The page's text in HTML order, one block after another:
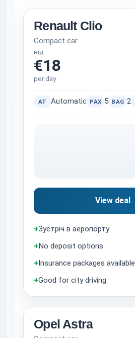
Renault Clio
Compact car
від
€18
per day
AT Automatic PAX 5 BAG 2
View deal
+Зустріч в аеропорту
+No deposit options
+Insurance packages available
+Good for city driving
Opel Astra